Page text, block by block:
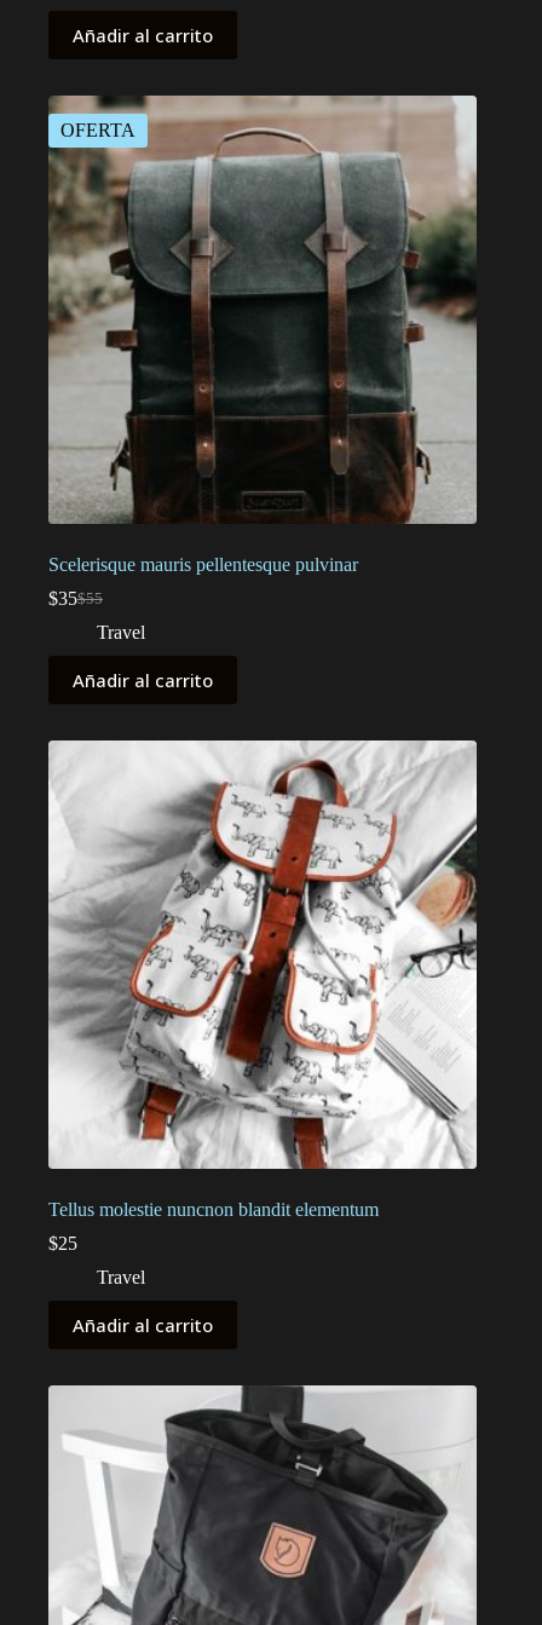
Añadir al carrito
OFERTA
Scelerisque mauris pellentesque pulvinar
$55
El
precio
original
era:
$35El
precio
actual
es:
Travel
Añadir al carrito
Tellus molestie nuncnon blandit elementum
$25
Travel
Añadir al carrito